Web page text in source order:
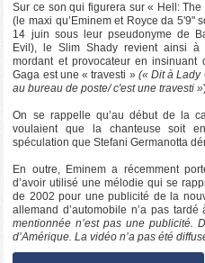
Sur ce son qui figurera sur « Hell:
(le maxi qu’Eminem et Royce da 5'9"
14 juin sous leur pseudonyme de
Evil), le Slim Shady revient ainsi à
mordant et provocateur en insinuant
Gaga est une « travesti » (« Dit à Lady
au bureau de poste/ c'est une travesti »
On se rappelle qu’au début de la
voulaient que la chanteuse soit
spéculation que Stefani Germanotta
En outre, Eminem a récemment
d’avoir utilisé une mélodie qui se
de 2002 pour une publicité de la
allemand d’automobile n’a pas
mentionnée n’est pas une publicité.
d’Amérique. La vidéo n’a pas été